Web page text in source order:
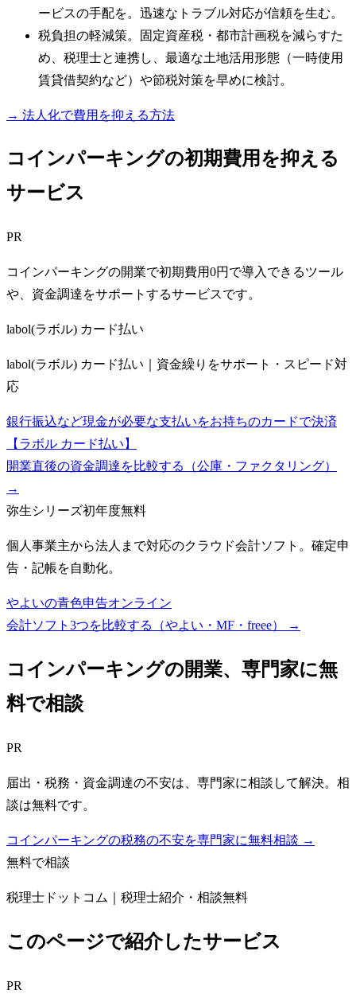
ービスの手配を。迅速なトラブル対応が信頼を生む。
税負担の軽減策。固定資産税・都市計画税を減らすた
め、税理士と連携し、最適な土地活用形態（一時使用
賃貸借契約など）や節税対策を早めに検討。
→ 法人化で費用を抑える方法
コインパーキングの初期費用を抑える
サービス
PR
コインパーキングの開業で初期費用0円で導入できるツール
や、資金調達をサポートするサービスです。
labol(ラボル) カード払い
labol(ラボル) カード払い｜資金繰りをサポート・スピード対
応
銀行振込など現金が必要な支払いをお持ちのカードで決済
【ラボル カード払い】
開業直後の資金調達を比較する（公庫・ファクタリング）
→
弥生シリーズ初年度無料
個人事業主から法人まで対応のクラウド会計ソフト。確定申
告・記帳を自動化。
やよいの青色申告オンライン
会計ソフト3つを比較する（やよい・MF・freee）
→
コインパーキングの開業、専門家に無
料で相談
PR
届出・税務・資金調達の不安は、専門家に相談して解決。相
談は無料です。
コインパーキングの税務の不安を専門家に無料相談 →
無料で相談
税理士ドットコム｜税理士紹介・相談無料
このページで紹介したサービス
PR